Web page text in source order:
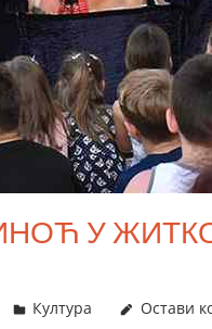
У
Култура Остави